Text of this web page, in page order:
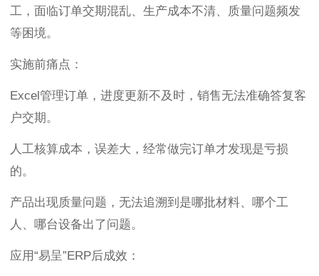
工，面临订单交期混乱、生产成本不清、质量问题频发
等困境。
实施前痛点：
Excel管理订单，进度更新不及时，销售无法准确答复客
户交期。
人工核算成本，误差大，经常做完订单才发现是亏损
的。
产品出现质量问题，无法追溯到是哪批材料、哪个工
人、哪台设备出了问题。
应用“易呈”ERP后成效：